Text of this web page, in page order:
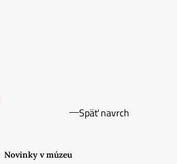
Novinky v múzeu
Späť navrch